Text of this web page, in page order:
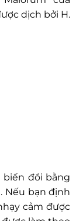
dịch bởi H.
đổi bằng
Nếu bạn định
cảm được